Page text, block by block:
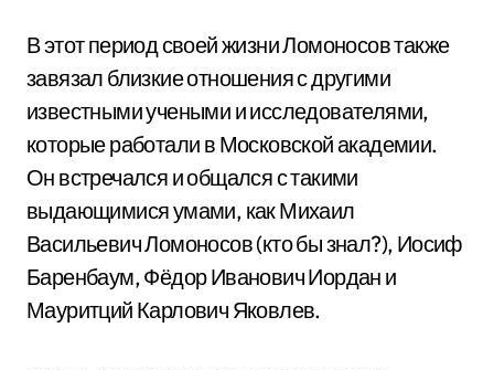
В этот период своей жизни Ломоносов также
завязал близкие отношения с другими
известными учеными и исследователями,
которые работали в Московской академии.
Он встречался и общался с такими
выдающимися умами, как Михаил
Васильевич Ломоносов (кто бы знал?), Иосиф
Баренбаум, Фёдор Иванович Иордан и
Мауритций Карлович Яковлев.